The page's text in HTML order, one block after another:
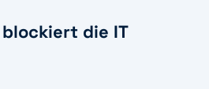
die IT